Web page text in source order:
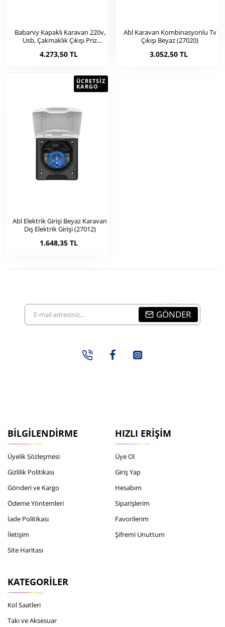
Babarvy Kapaklı Karavan 220v,
Usb, Çakmaklık Çıkışı Priz
4.273,50 TL
Abl Karavan Kombinasyonlu Tv
Çıkışı Beyaz (27020)
3.052,50 TL
ÜCRETSIZ
KARGO
Abl Elektrik Girişi Beyaz Karavan
Dış Elektrik Girişi (27012)
1.648,35 TL
E-
mail
GÖNDER
BILGILENDIRME
Üyelik Sözleşmesi
Gizlilik Politikası
Gönderi ve Kargo
Ödeme Yöntemleri
İade Politikası
İletişim
Site Haritası
HIZLI ERIŞIM
Üye Ol
Giriş Yap
Hesabım
Siparişlerim
Favorilerim
Şifremi Unuttum
KATEGORILER
Kol Saatleri
Takı ve Aksesuar